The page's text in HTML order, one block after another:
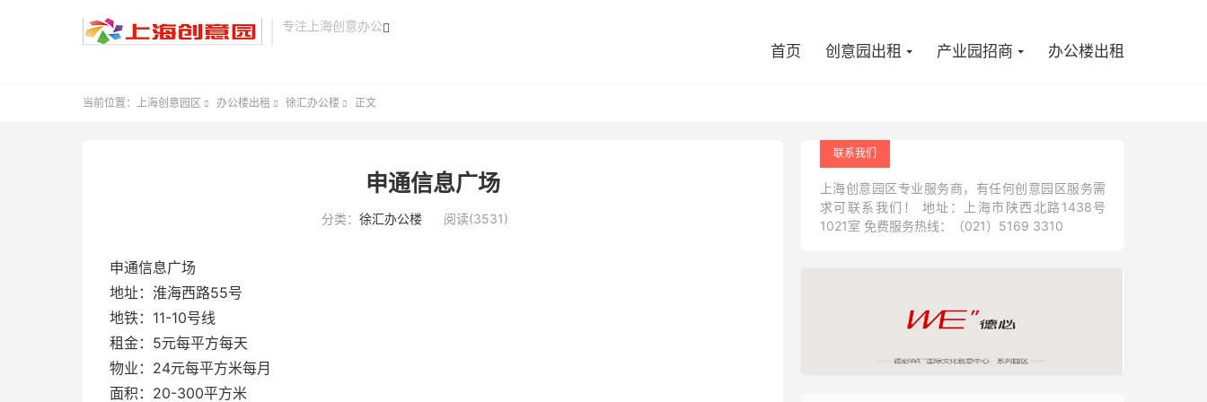
专注上海创意办公 
首页 创意园出租 产业园招商 办公楼出租
当前位置： 上海创意园区  办公楼出租  徐汇办公楼  正文
申通信息广场
分类： 徐汇办公楼 阅读(3531)
申通信息广场
地址：淮海西路55号
地铁：11-10号线
租金：5元每平方每天
物业：24元每平方米每月
面积：20-300平方米
联系我们
上海创意园区专业服务商，有任何创意园区服务需
求可联系我们！ 地址：上海市陕西北路1438号
1021室 免费服务热线：（021）5169 3310